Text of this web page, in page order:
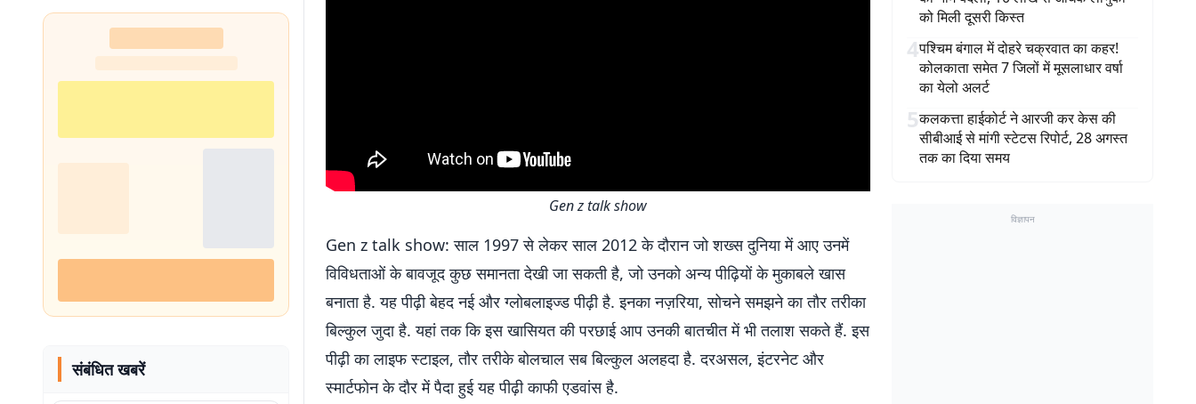
संबंधित खबरें
Gen z talk show
Gen z talk show: साल 1997 से लेकर साल 2012 के दौरान जो शख्स दुनिया में आए उनमें
विविधताओं के बावजूद कुछ समानता देखी जा सकती है, जो उनको अन्य पीढ़ियों के मुकाबले खास
बनाता है. यह पीढ़ी बेहद नई और ग्लोबलाइज्ड पीढ़ी है. इनका नज़रिया, सोचने समझने का तौर तरीका
बिल्कुल जुदा है. यहां तक कि इस खासियत की परछाई आप उनकी बातचीत में भी तलाश सकते हैं. इस
पीढ़ी का लाइफ स्टाइल, तौर तरीके बोलचाल सब बिल्कुल अलहदा है. दरअसल, इंटरनेट और
स्मार्टफोन के दौर में पैदा हुई यह पीढ़ी काफी एडवांस है.
को मिली दूसरी किस्त
4पश्चिम बंगाल में दोहरे चक्रवात का कहर!
कोलकाता समेत 7 जिलों में मूसलाधार वर्षा
का येलो अलर्ट
5कलकत्ता हाईकोर्ट ने आरजी कर केस की
सीबीआई से मांगी स्टेटस रिपोर्ट, 28 अगस्त
तक का दिया समय
विज्ञापन